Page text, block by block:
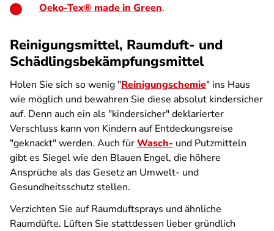
Oeko-Tex® made in Green.
Reinigungsmittel, Raumduft- und
Schädlingsbekämpfungsmittel
Holen Sie sich so wenig "Reinigungschemie" ins Haus
wie möglich und bewahren Sie diese absolut kindersicher
auf. Denn auch ein als "kindersicher" deklarierter
Verschluss kann von Kindern auf Entdeckungsreise
"geknackt" werden. Auch fürWasch- und Putzmitteln
gibt es Siegel wie den Blauen Engel, die höhere
Ansprüche als das Gesetz an Umwelt- und
Gesundheitsschutz stellen.
Verzichten Sie auf Raumduftsprays und ähnliche
Raumdüfte. Lüften Sie stattdessen lieber gründlich